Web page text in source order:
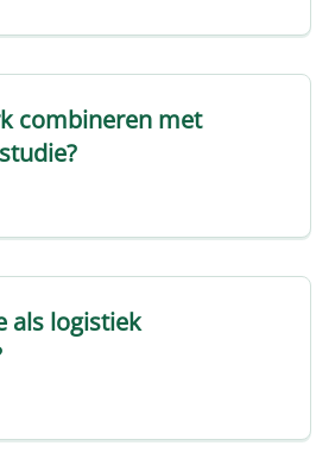
combineren met
als logistiek